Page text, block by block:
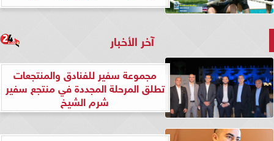
آخر الأخبار
مجموعة سفير للفنادق والمنتجعات
تطلق المرحلة المجددة في منتجع سفير
شرم الشيخ